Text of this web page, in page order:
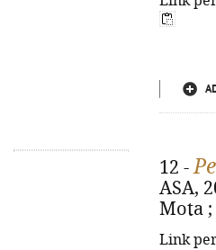
12 -
ASA,
Mota ;
Link